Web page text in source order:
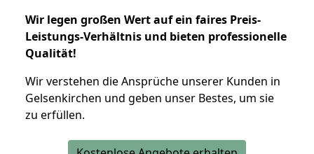
Wir legen großen Wert auf ein faires Preis-
Leistungs-Verhältnis und bieten professionelle
Qualität!
Wir verstehen die Ansprüche unserer Kunden in
Gelsenkirchen und geben unser Bestes, um sie
zu erfüllen.